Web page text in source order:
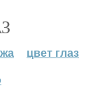
цвет глаз